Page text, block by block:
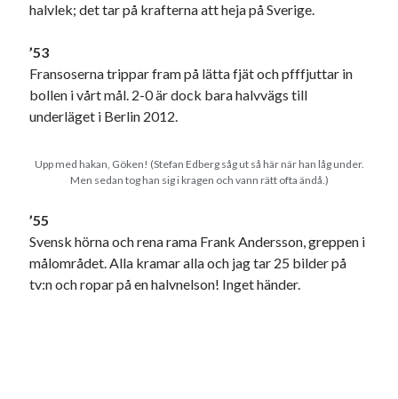
halvlek; det tar på krafterna att heja på Sverige.
’53
Fransoserna trippar fram på lätta fjät och pfffjuttar in
bollen i vårt mål. 2-0 är dock bara halvvägs till
underläget i Berlin 2012.
Upp med hakan, Göken! (Stefan Edberg såg ut så här när han låg under.
Men sedan tog han sig i kragen och vann rätt ofta ändå.)
’55
Svensk hörna och rena rama Frank Andersson, greppen i
målområdet. Alla kramar alla och jag tar 25 bilder på
tv:n och ropar på en halvnelson! Inget händer.